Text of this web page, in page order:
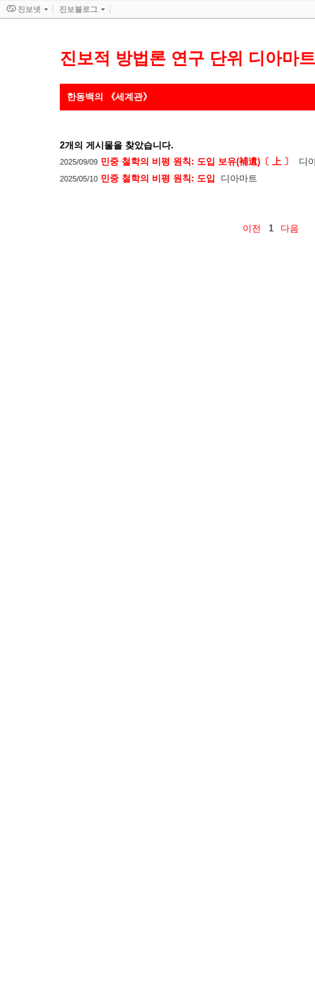
진보적 방법론 연구 단위 디아마트
한동백의 《세계관》
2개의 게시물을 찾았습니다.
2025/09/09 민중 철학의 비평 원칙: 도입 보유(補遺)〔 上 〕 디
2025/05/10 민중 철학의 비평 원칙: 도입 디아마트
이전 1 다음
진보넷 진보블로그